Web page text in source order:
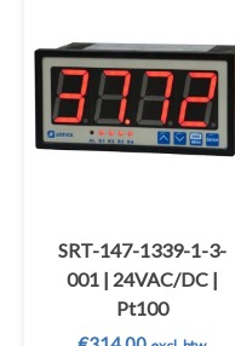
SRT-147-1339-1-3-
001 | 24VAC/DC |
Pt100